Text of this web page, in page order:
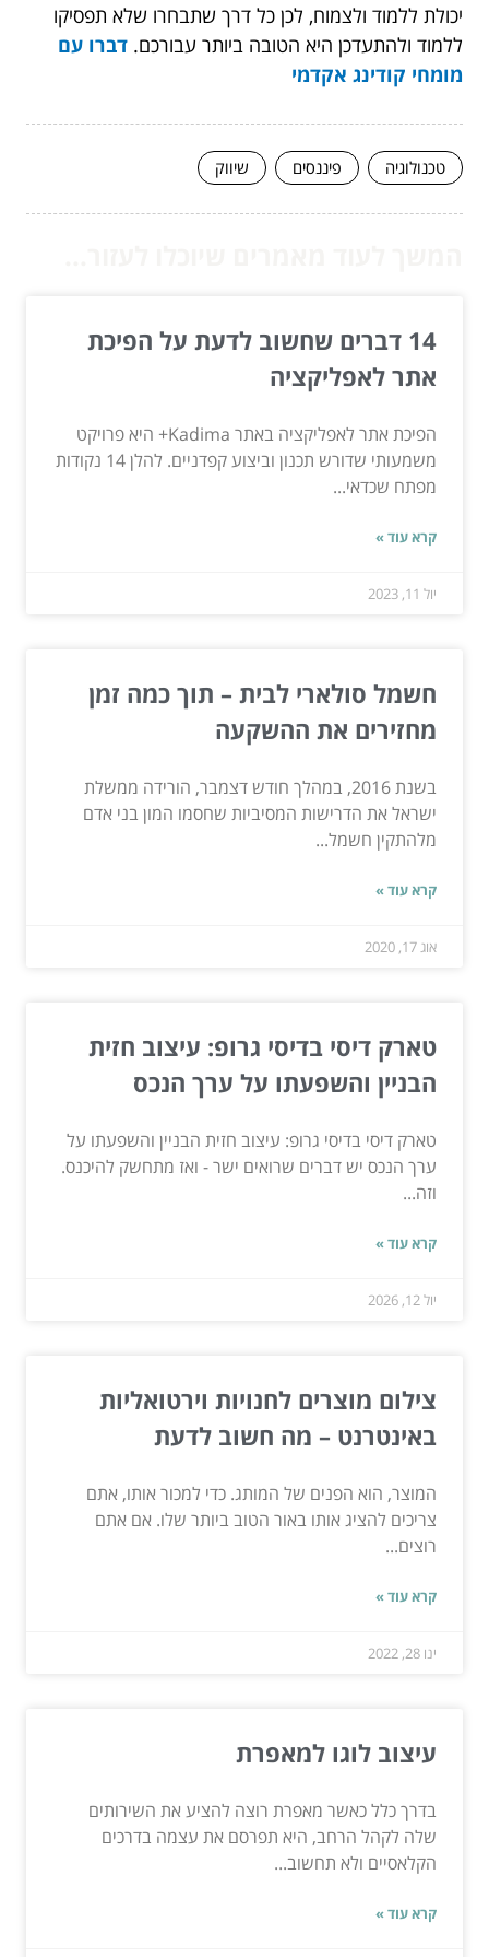
יכולת ללמוד ולצמוח, לכן כל דרך שתבחרו שלא תפסיקו
ללמוד ולהתעדכן היא הטובה ביותר עבורכם. דברו עם
מומחי קודינג אקדמי
טכנולוגיה פיננסים שיווק
14 דברים שחשוב לדעת על הפיכת
אתר לאפליקציה
הפיכת אתר לאפליקציה באתר Kadima+ היא פרויקט
משמעותי שדורש תכנון וביצוע קפדניים. להלן 14 נקודות
מפתח שכדאי...
קרא עוד »
יול 11, 2023
חשמל סולארי לבית – תוך כמה זמן
מחזירים את ההשקעה
בשנת 2016, במהלך חודש דצמבר, הורידה ממשלת
ישראל את הדרישות המסיביות שחסמו המון בני אדם
מלהתקין חשמל...
קרא עוד »
אוג 17, 2020
טארק דיסי בדיסי גרופ: עיצוב חזית
הבניין והשפעתו על ערך הנכס
טארק דיסי בדיסי גרופ: עיצוב חזית הבניין והשפעתו על
ערך הנכס יש דברים שרואים ישר - ואז מתחשק להיכנס.
וזה...
קרא עוד »
יול 12, 2026
צילום מוצרים לחנויות וירטואליות
באינטרנט – מה חשוב לדעת
המוצר, הוא הפנים של המותג. כדי למכור אותו, אתם
צריכים להציג אותו באור הטוב ביותר שלו. אם אתם
רוצים...
קרא עוד »
ינו 28, 2022
עיצוב לוגו למאפרת
בדרך כלל כאשר מאפרת רוצה להציע את השירותים
שלה לקהל הרחב, היא תפרסם את עצמה בדרכים
הקלאסיים ולא תחשוב...
קרא עוד »